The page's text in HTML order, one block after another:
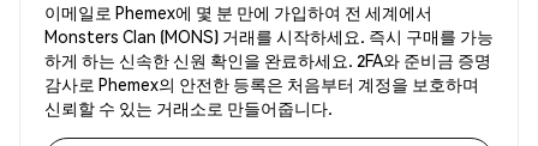
이메일로 Phemex에 몇 분 만에 가입하여 전 세계에서
Monsters Clan (MONS) 거래를 시작하세요. 즉시 구매를 가능
하게 하는 신속한 신원 확인을 완료하세요. 2FA와 준비금 증명
감사로 Phemex의 안전한 등록은 처음부터 계정을 보호하며
신뢰할 수 있는 거래소로 만들어줍니다.